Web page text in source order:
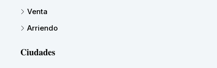
Venta
Arriendo
Ciudades